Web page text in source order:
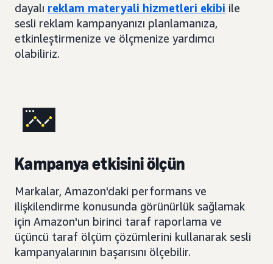
dayalı reklam materyali hizmetleri ekibi ile
sesli reklam kampanyanızı planlamanıza,
etkinleştirmenize ve ölçmenize yardımcı
olabiliriz.
Kampanya etkisini ölçün
Markalar, Amazon'daki performans ve
ilişkilendirme konusunda görünürlük sağlamak
için Amazon'un birinci taraf raporlama ve
üçüncü taraf ölçüm çözümlerini kullanarak sesli
kampanyalarının başarısını ölçebilir.